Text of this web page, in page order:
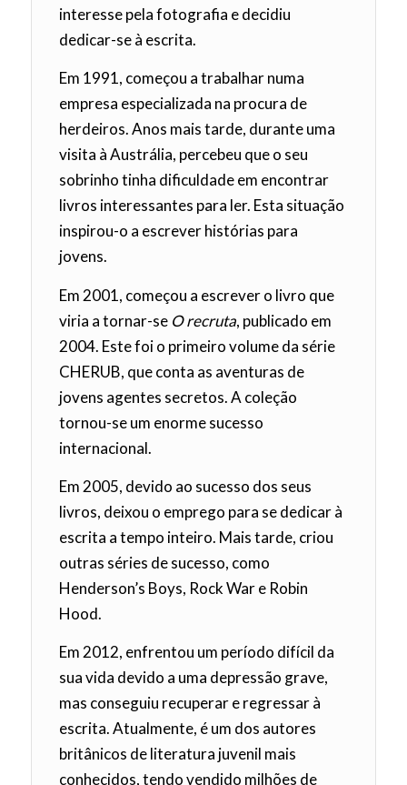
interesse pela fotografia e decidiu
dedicar-se à escrita.
Em 1991, começou a trabalhar numa
empresa especializada na procura de
herdeiros. Anos mais tarde, durante uma
visita à Austrália, percebeu que o seu
sobrinho tinha dificuldade em encontrar
livros interessantes para ler. Esta situação
inspirou-o a escrever histórias para
jovens.
Em 2001, começou a escrever o livro que
viria a tornar-se O recruta, publicado em
2004. Este foi o primeiro volume da série
CHERUB, que conta as aventuras de
jovens agentes secretos. A coleção
tornou-se um enorme sucesso
internacional.
Em 2005, devido ao sucesso dos seus
livros, deixou o emprego para se dedicar à
escrita a tempo inteiro. Mais tarde, criou
outras séries de sucesso, como
Henderson’s Boys, Rock War e Robin
Hood.
Em 2012, enfrentou um período difícil da
sua vida devido a uma depressão grave,
mas conseguiu recuperar e regressar à
escrita. Atualmente, é um dos autores
britânicos de literatura juvenil mais
conhecidos, tendo vendido milhões de